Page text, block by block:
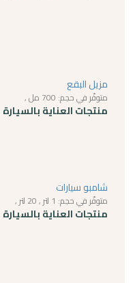
مزيل البقع
متوفّر في حجم: 700 مل ,
منتجات العناية بالسيارة
شامبو سيارات
متوفّر في حجم: 1 لتر , 20 لتر ,
منتجات العناية بالسيارة